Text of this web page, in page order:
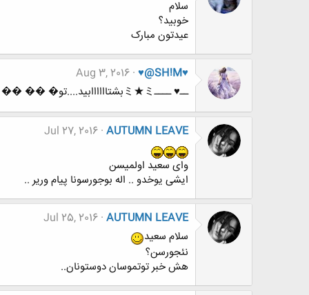
سلام
خوبید؟
عیدتون مبارک
♥@SH!M♥
Aug 3, 2016
ــ♥ ــــミ★ミبشتاااااابید....تو� �� �� �د ی دوست خوب:Major Geologist ــ♥ ــــミ★ミ
AUTUMN LEAVE
Jul 27, 2016
وای سعید اولمیسن
ایشی یوخدو .. اله بوجورسونا پیام وریر ..
AUTUMN LEAVE
Jul 25, 2016
سلام سعید
نئجورسن؟
هش خبر توتموسان دوستونان..